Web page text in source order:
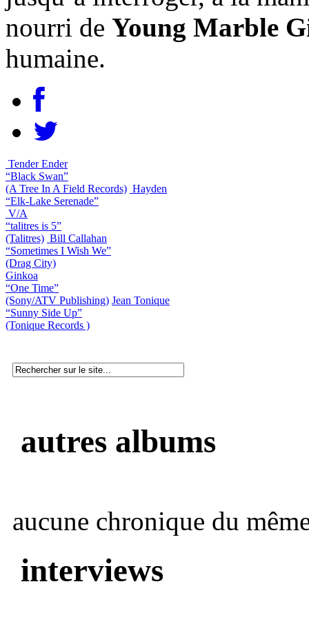
nourri de Young Marble
humaine.
Tender Ender
“Black Swan”
(A Tree In A Field Records) Hayden
“Elk-Lake Serenade”
V/A
“talitres is 5”
(Talitres) Bill Callahan
“Sometimes I Wish We”
(Drag City)
Ginkoa
“One Time”
(Sony/ATV Publishing) Jean Tonique
“Sunny Side Up”
(Tonique Records )
autres albums
aucune chronique du
interviews